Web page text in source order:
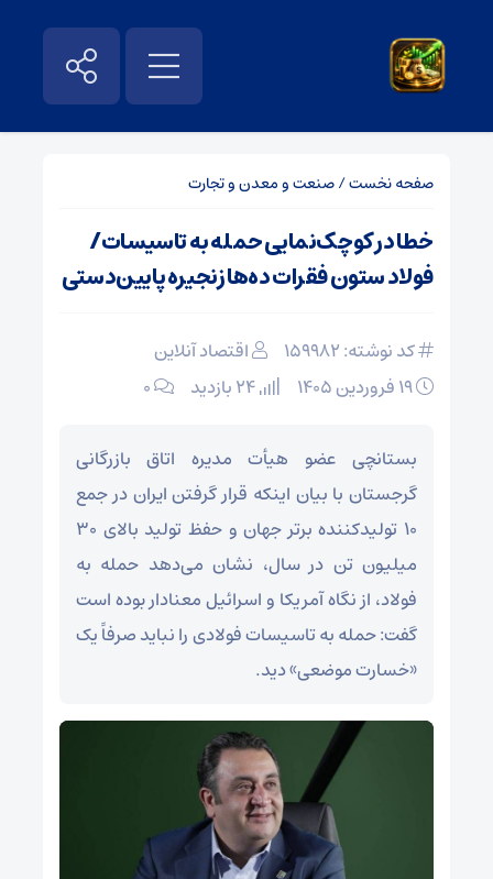
صفحه نخست/صنعت و معدن و تجارت
خطا در کوچک‌نمایی حمله به تاسیسات/
فولاد ستون فقرات ده‌ها زنجیره پایین‌دستی
کد نوشته: 159982
اقتصاد آنلاین
۰
بستانچی عضو هیأت مدیره اتاق بازرگانی
گرجستان با بیان اینکه قرار گرفتن ایران در جمع
۱۰ تولیدکننده برتر جهان و حفظ تولید بالای ۳۰
میلیون تن در سال، نشان می‌دهد حمله به
فولاد، از نگاه آمریکا و اسرائیل معنادار بوده است
گفت: حمله به تاسیسات فولادی را نباید صرفاً یک
«خسارت موضعی» دید.